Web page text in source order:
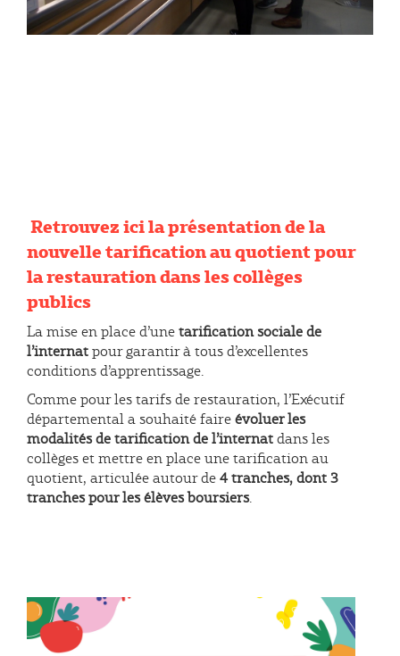
Retrouvez ici la présentation de la
nouvelle tarification au quotient pour
la restauration dans les collèges
publics
La mise en place d’unetarification sociale de
l’internatpour garantir à tous d’excellentes
conditions d’apprentissage.
Comme pour les tarifs de restauration, l’Exécutif
départemental a souhaité faireévoluer les
modalités de tarification de l’internatdans les
collèges et mettre en place une tarification au
quotient, articulée autour de4 tranches, dont 3
tranches pour les élèves boursiers.